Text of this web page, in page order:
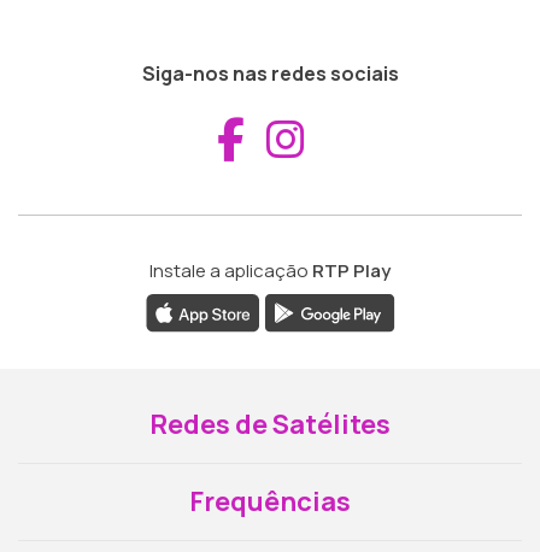
Siga-nos nas redes sociais
Aceder ao
Instale a aplicação RTP Play
Redes de Satélites
Frequências